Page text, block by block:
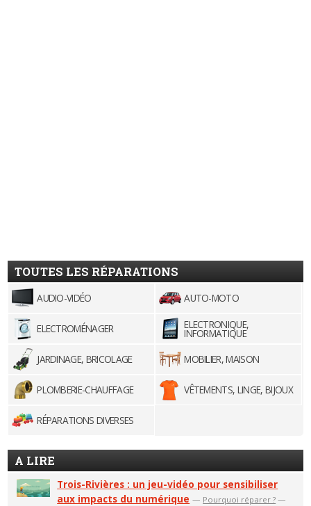
TOUTES LES RÉPARATIONS
AUDIO-VIDÉO AUTO-MOTO
ELECTROMÉNAGER ELECTRONIQUE,
INFORMATIQUE
JARDINAGE, BRICOLAGE
MOBILIER, MAISON
PLOMBERIE-CHAUFFAGE VÊTEMENTS, LINGE, BIJOUX
RÉPARATIONS DIVERSES
A LIRE
Trois-Rivières : un jeu-vidéo pour sensibiliser
aux impacts du numérique — Pourquoi réparer ? —